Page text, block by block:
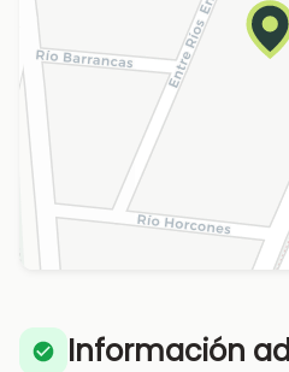
Información